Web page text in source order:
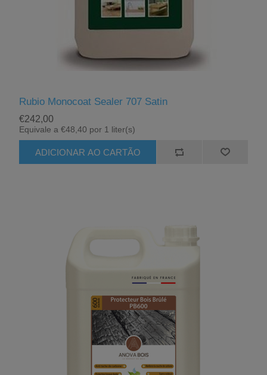
Rubio Monocoat Sealer 707 Satin
€242,00
Equivale a €48,40 por 1 liter(s)